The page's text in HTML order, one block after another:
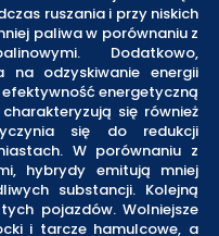
ruszania i przy niskich
paliwa w porównaniu z
Dodatkowo,
na odzyskiwanie energii
energetyczną
się również
się do redukcji
W porównaniu z
hybrydy emitują mniej
substancji. Kolejną
pojazdów. Wolniejsze
i tarcze hamulcowe, a